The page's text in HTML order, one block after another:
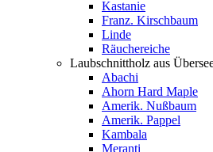
Kastanie
Franz. Kirschbaum
Linde
Räuchereiche
Laubschnittholz aus
Abachi
Ahorn Hard Maple
Amerik. Nußbaum
Amerik. Pappel
Kambala
Meranti